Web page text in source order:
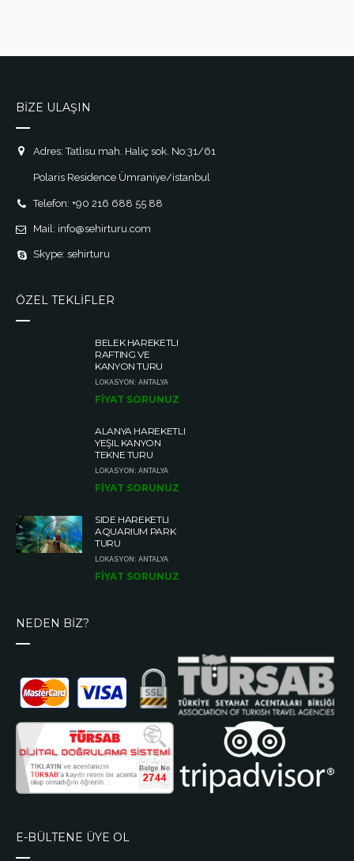
BİZE ULAŞIN
Adres: Tatlısu mah. Haliç sok. No:31/61
Polaris Residence Ümraniye/istanbul
Telefon: +90 216 688 55 88
Mail: info@sehirturu.com
Skype: sehirturu
ÖZEL TEKLİFLER
BELEK HAREKETLI
RAFTING VE
KANYON TURU
LOKASYON: ANTALYA
FİYAT SORUNUZ
ALANYA HAREKETLI
YEŞIL KANYON
TEKNE TURU
LOKASYON: ANTALYA
FİYAT SORUNUZ
SIDE HAREKETLI
AQUARIUM PARK
TURU
LOKASYON: ANTALYA
FİYAT SORUNUZ
NEDEN BİZ?
E-BÜLTENE ÜYE OL